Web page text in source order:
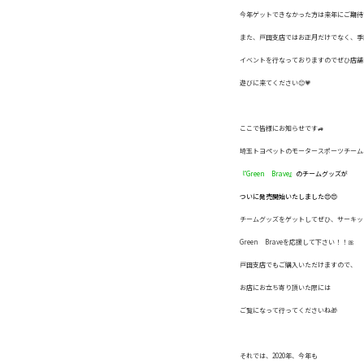
今年ゲットできなかった方は来年にご期
また、戸田支店ではお正月だけでなく、
イベントを行なっておりますのでぜひ店
遊びに来てください😊💗
ここで皆様にお知らせです🚙
埼玉トヨペットのモータースポーツチーム
『Green Brave』 のチームグッズが
ついに発売開始いたしました😍😍
チームグッズをゲットしてぜひ、サーキ
Green Braveを応援して下さい！！🎀
戸田支店でもご購入いただけますので、
お店にお立ち寄り頂いた際には
ご覧になって行ってくださいね🎁
それでは、2020年、今年も